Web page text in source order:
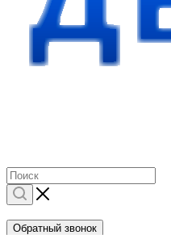
Обратный звонок